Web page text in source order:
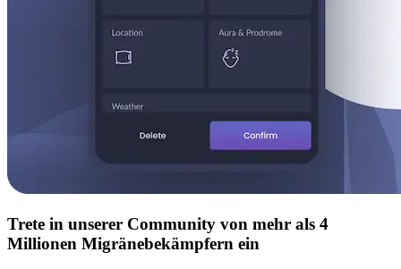
Trete in unserer Community von mehr als 4
Millionen Migränebekämpfern ein